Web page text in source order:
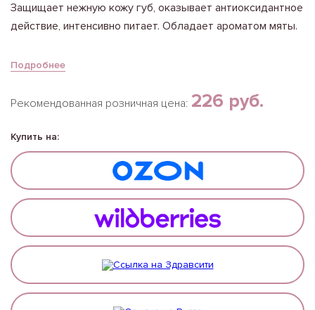
Защищает нежную кожу губ, оказывает антиоксидантное
действие, интенсивно питает. Обладает ароматом мяты.
Подробнее
Рекомендованная розничная цена: 226 руб.
Купить на: